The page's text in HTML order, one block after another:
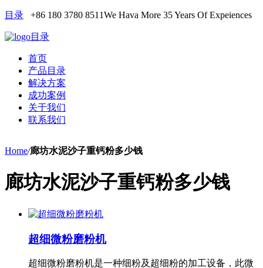
目录 +86 180 3780 8511We Hava More 35 Years Of Expeiences
目录
首页
产品目录
解决方案
成功案例
关于我们
联系我们
Home/廊坊水泥沙子重钙粉多少钱
廊坊水泥沙子重钙粉多少钱
超细微粉磨粉机
超细微粉磨粉机是一种细粉及超细粉的加工设备，此微